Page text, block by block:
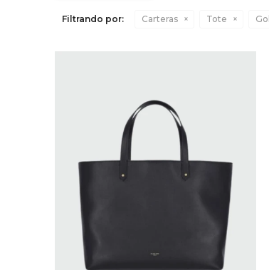
Filtrando por: Carteras Tote